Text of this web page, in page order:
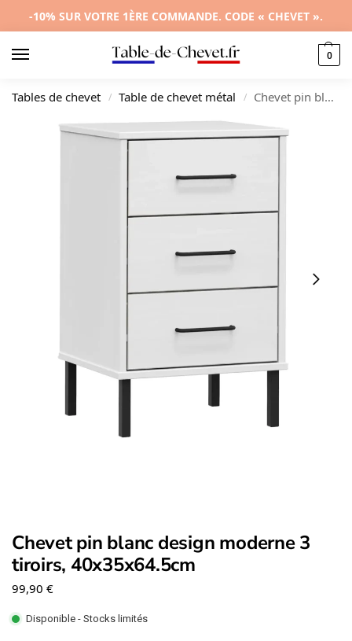
-10% SUR VOTRE 1ÈRE COMMANDE. CODE « CHEVET ».
0
Tables de chevet / Table de chevet métal / Chevet pin blanc design moderne 3 tiroirs, 40x35x64.5cm
Chevet pin blanc design moderne 3
tiroirs, 40x35x64.5cm
99,90 €
Disponible - Stocks limités